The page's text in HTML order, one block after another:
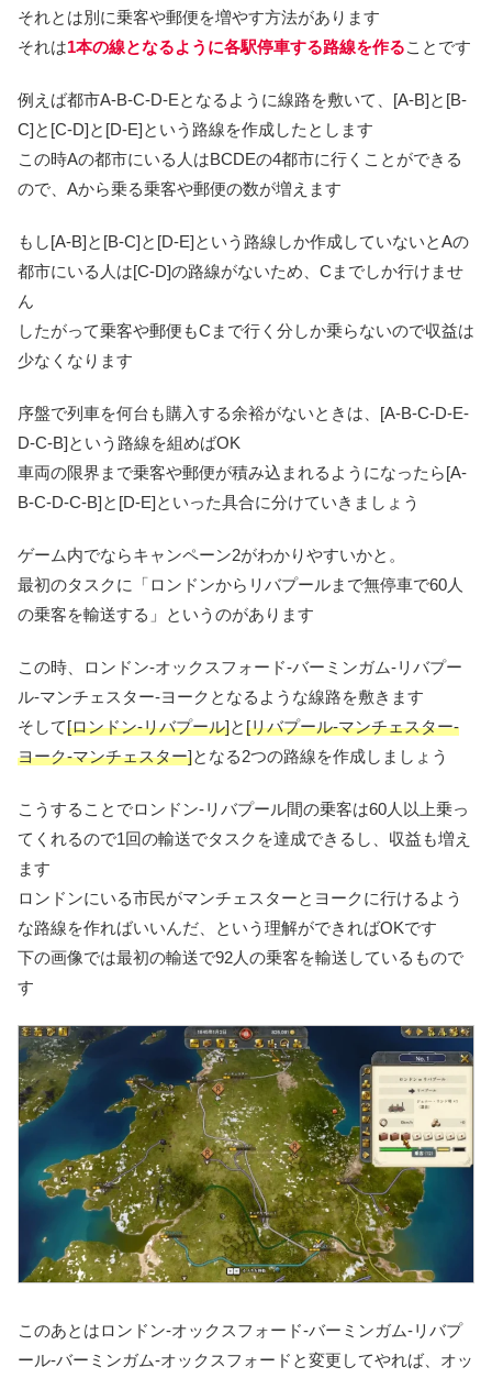
それとは別に乗客や郵便を増やす方法があります
それは1本の線となるように各駅停車する路線を作ることです
例えば都市A-B-C-D-Eとなるように線路を敷いて、[A-B]と[B-
C]と[C-D]と[D-E]という路線を作成したとします
この時Aの都市にいる人はBCDEの4都市に行くことができる
ので、Aから乗る乗客や郵便の数が増えます
もし[A-B]と[B-C]と[D-E]という路線しか作成していないとAの
都市にいる人は[C-D]の路線がないため、Cまでしか行けませ
ん
したがって乗客や郵便もCまで行く分しか乗らないので収益は
少なくなります
序盤で列車を何台も購入する余裕がないときは、[A-B-C-D-E-
D-C-B]という路線を組めばOK
車両の限界まで乗客や郵便が積み込まれるようになったら[A-
B-C-D-C-B]と[D-E]といった具合に分けていきましょう
ゲーム内でならキャンペーン2がわかりやすいかと。
最初のタスクに「ロンドンからリバプールまで無停車で60人
の乗客を輸送する」というのがあります
この時、ロンドン-オックスフォード-バーミンガム-リバプー
ル-マンチェスター-ヨークとなるような線路を敷きます
そして[ロンドン-リバプール]と[リバプール-マンチェスター-
ヨーク-マンチェスター]となる2つの路線を作成しましょう
こうすることでロンドン-リバプール間の乗客は60人以上乗っ
てくれるので1回の輸送でタスクを達成できるし、収益も増え
ます
ロンドンにいる市民がマンチェスターとヨークに行けるよう
な路線を作ればいいんだ、という理解ができればOKです
下の画像では最初の輸送で92人の乗客を輸送しているもので
す
このあとはロンドン-オックスフォード-バーミンガム-リバプ
ール-バーミンガム-オックスフォードと変更してやれば、オッ